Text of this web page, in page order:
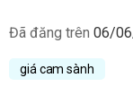
Đã đăng trên 06/
giá cam sành